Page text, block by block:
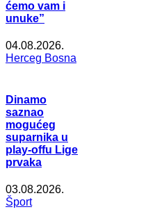
ćemo vam i
unuke”
04.08.2026.
Herceg Bosna
Dinamo
saznao
mogućeg
suparnika u
play-offu Lige
prvaka
03.08.2026.
Šport